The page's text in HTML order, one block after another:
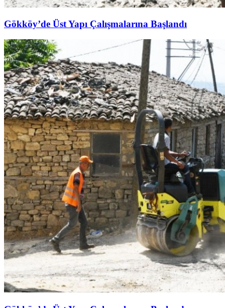
Gökköy’de Üst Yapı Çalışmalarına Başlandı